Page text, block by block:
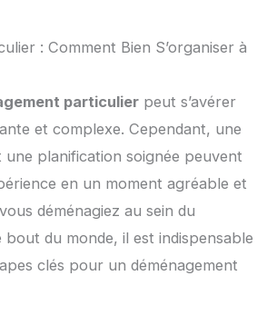
: Comment Bien S’organiser à
particulier peut s’avérer
et complexe. Cependant, une
planification soignée peuvent
en un moment agréable et
déménagiez au sein du
bout du monde, il est indispensable
clés pour un déménagement